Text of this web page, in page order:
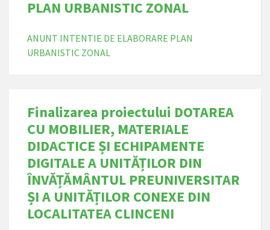
PLAN URBANISTIC ZONAL
ANUNT INTENTIE DE ELABORARE PLAN
URBANISTIC ZONAL
Finalizarea proiectului DOTAREA
CU MOBILIER, MATERIALE
DIDACTICE ȘI ECHIPAMENTE
DIGITALE A UNITĂȚILOR DIN
ÎNVĂȚĂMÂNTUL PREUNIVERSITAR
ȘI A UNITĂȚILOR CONEXE DIN
LOCALITATEA CLINCENI